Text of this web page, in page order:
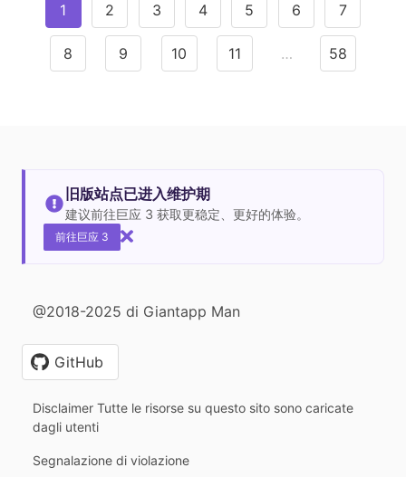
1 2 3 4 5 6 7
8 9 10 11 … 58
旧版站点已进入维护期
建议前往巨应 3 获取更稳定、更好的体验。
前往巨应 3
@2018-2025 di Giantapp Man
GitHub
Disclaimer Tutte le risorse su questo sito sono caricate
dagli utenti
Segnalazione di violazione